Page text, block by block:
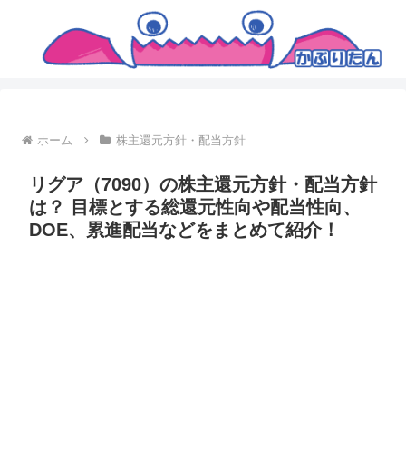
ホーム 株主還元方針・配当方針
リグア（7090）の株主還元方針・配当方針
は？ 目標とする総還元性向や配当性向、
DOE、累進配当などをまとめて紹介！